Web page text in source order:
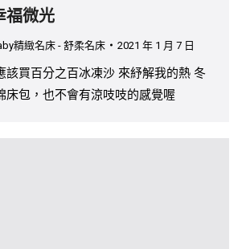
福微光
精緻名床 - 舒柔名床 2021 年 1 月 7 日
該買百分之百冰凍沙 來紓解我的熱 冬
床包，也不會有涼吱吱的感覺喔